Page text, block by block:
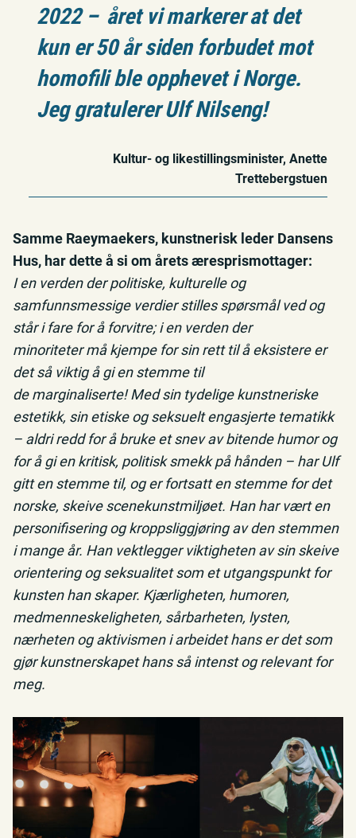
2022 – året vi markerer at det
kun er 50 år siden forbudet mot
homofili ble opphevet i Norge.
Jeg gratulerer Ulf Nilseng!
Kultur- og likestillingsminister, Anette
Trettebergstuen
Samme Raeymaekers, kunstnerisk leder Dansens
Hus, har dette å si om årets æresprismottager:
I en verden der politiske, kulturelle og
samfunnsmessige verdier stilles spørsmål ved og
står i fare for å forvitre; i en verden der
minoriteter må kjempe for sin rett til å eksistere er
det så viktig å gi en stemme til
de marginaliserte! Med sin tydelige kunstneriske
estetikk, sin etiske og seksuelt engasjerte tematikk
– aldri redd for å bruke et snev av bitende humor og
for å gi en kritisk, politisk smekk på hånden – har Ulf
gitt en stemme til, og er fortsatt en stemme for det
norske, skeive scenekunstmiljøet. Han har vært en
personifisering og kroppsliggjøring av den stemmen
i mange år. Han vektlegger viktigheten av sin skeive
orientering og seksualitet som et utgangspunkt for
kunsten han skaper. Kjærligheten, humoren,
medmenneskeligheten, sårbarheten, lysten,
nærheten og aktivismen i arbeidet hans er det som
gjør kunstnerskapet hans så intenst og relevant for
meg.